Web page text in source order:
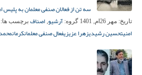
سه تن از فعالان صنفی معلمان به
تاریخ: مهر 26ام, 1401 گروه: آرشیو, اصناف برچسب ها:
امنیتحسین رشیدیزهرا عزیزیفعال صنفی معلمانکرمان